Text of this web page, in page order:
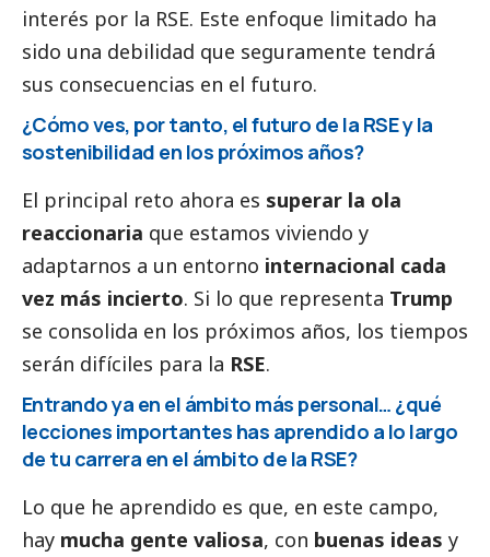
interés por la RSE. Este enfoque limitado ha
sido una debilidad que seguramente tendrá
sus consecuencias en el futuro.
¿Cómo ves, por tanto, el futuro de la RSE y la
sostenibilidad en los próximos años?
El principal reto ahora es superar la ola
reaccionaria que estamos viviendo y
adaptarnos a un entorno internacional cada
vez más incierto. Si lo que representa Trump
se consolida en los próximos años, los tiempos
serán difíciles para la RSE.
Entrando ya en el ámbito más personal… ¿qué
lecciones importantes has aprendido a lo largo
de tu carrera en el ámbito de la RSE?
Lo que he aprendido es que, en este campo,
hay mucha gente valiosa, con buenas ideas y